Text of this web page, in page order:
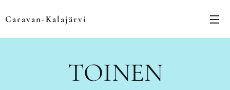
Caravan-Kalajärvi
TOINEN